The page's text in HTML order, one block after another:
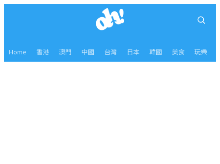
Home 香港 澳門 中國 台灣 日本 韓國 美食 玩樂